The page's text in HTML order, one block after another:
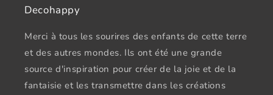
Decohappy
Merci à tous les sourires des enfants de cette terre
et des autres mondes. Ils ont été une grande
source d'inspiration pour créer de la joie et de la
fantaisie et les transmettre dans les créations